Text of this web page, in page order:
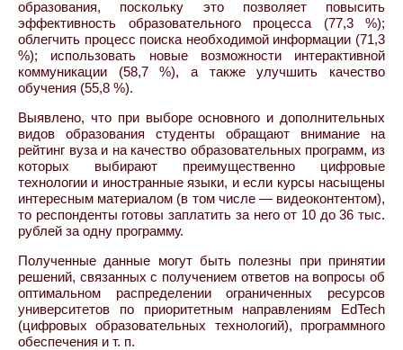
образования, поскольку это позволяет повысить
эффективность образовательного процесса (77,3 %);
облегчить процесс поиска необходимой информации (71,3
%); использовать новые возможности интерактивной
коммуникации (58,7 %), а также улучшить качество
обучения (55,8 %).
Выявлено, что при выборе основного и дополнительных
видов образования студенты обращают внимание на
рейтинг вуза и на качество образовательных программ, из
которых выбирают преимущественно цифровые
технологии и иностранные языки, и если курсы насыщены
интересным материалом (в том числе — видеоконтентом),
то респонденты готовы заплатить за него от 10 до 36 тыс.
рублей за одну программу.
Полученные данные могут быть полезны при принятии
решений, связанных с получением ответов на вопросы об
оптимальном распределении ограниченных ресурсов
университетов по приоритетным направлениям EdTech
(цифровых образовательных технологий), программного
обеспечения и т. п.